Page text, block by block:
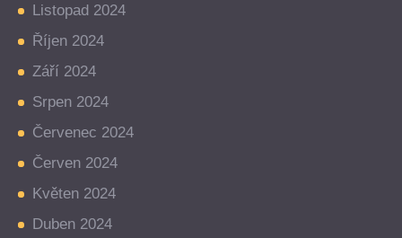
Listopad 2024
Říjen 2024
Září 2024
Srpen 2024
Červenec 2024
Červen 2024
Květen 2024
Duben 2024